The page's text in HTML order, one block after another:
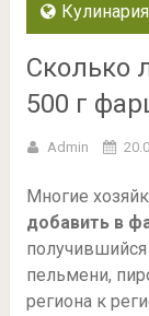
Кулинария
Сколько
500 г
Admin
Многие
добавить в
получившийся
пельмени,
региона к